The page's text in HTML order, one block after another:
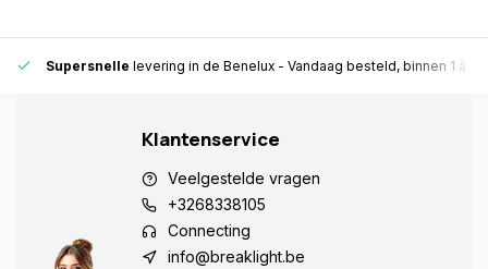
Supersnelle levering in de Benelux - Vandaag besteld, binnen 1 à 2
Klantenservice
Veelgestelde vragen
+3268338105
Connecting
info@breaklight.be